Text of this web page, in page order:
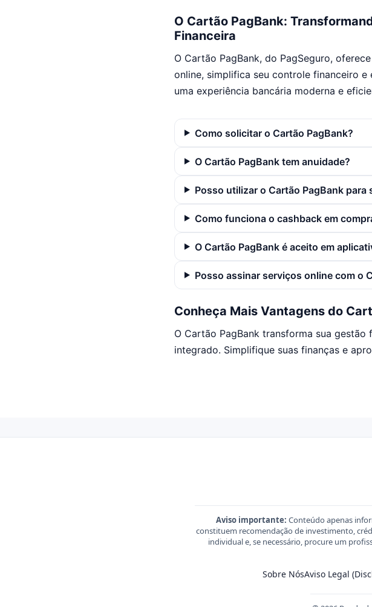
O Cartão PagBank:
Financeira
O Cartão PagBank, do PagSeguro,
online, simplifica seu controle financeiro
uma experiência bancária moderna e
Como solicitar o Cartão PagBank?
O Cartão PagBank tem anuidade?
Posso utilizar o Cartão PagBank
Como funciona o cashback em
O Cartão PagBank é aceito em
Posso assinar serviços online com o
Conheça Mais Vantagens do
O Cartão PagBank transforma sua
integrado. Simplifique suas finanças e
Aviso importante: Conteúdo apenas
constituem recomendação de investimento,
individual e, se necessário, procure um
Sobre NósAviso Legal